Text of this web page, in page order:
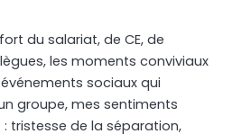
du salariat, de CE, de
les moments conviviaux
sociaux qui
groupe, mes sentiments
tristesse de la séparation,